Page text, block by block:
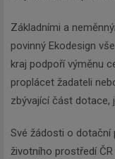
Základními a
povinný Ekodesign
kraj podpoří výměnu
proplácet žadateli
zbývající část dotace,
Své žádosti o dotační
životního prostředí